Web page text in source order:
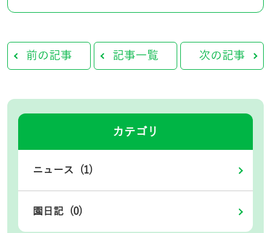
前の記事 記事一覧 次の記事
カテゴリ
ニュース (1)
園日記 (0)